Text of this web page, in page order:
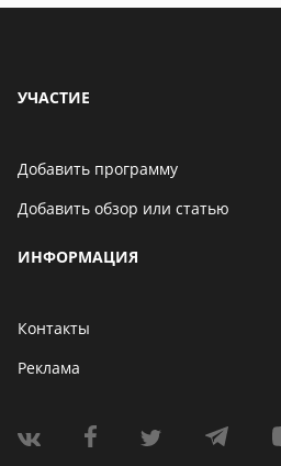
УЧАСТИЕ
Добавить программу
Добавить обзор или статью
ИНФОРМАЦИЯ
Контакты
Реклама